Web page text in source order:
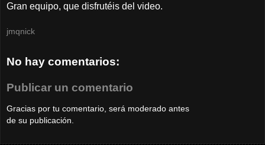
Gran equipo, que disfrutéis del video.
jmqnick
No hay comentarios:
Publicar un comentario
Gracias por tu comentario, será moderado antes
de su publicación.